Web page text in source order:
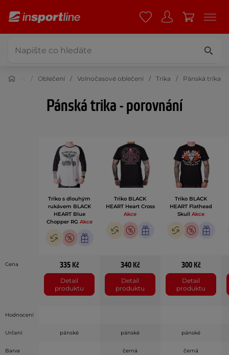
Sport Oblečení Volnočasové oblečení Trika Pánská trika
Pánská trika - porovnání
Triko s dlouhým
rukávem BLACK
HEART Blue
Chopper RG Akce
Triko BLACK
HEART Heart Cross
Akce
Triko BLACK
HEART Flathead
Skull Akce
Cena 335 Kč
Detail
produktu
340 Kč
Detail
produktu
300 Kč
Detail
produktu
Hodnocení
Určení pánské pánské pánské
Barva černá černá